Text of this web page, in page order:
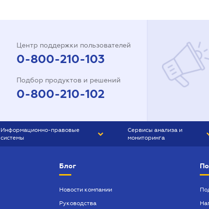
Центр поддержки пользователей
0-800-210-103
Подбор продуктов и решений
0-800-210-102
Информационно-правовые
системы
БУХГАЛТЕР ПРОФ
Сервисы анализа и
мониторинга
Блог
Новости компании
Руководства